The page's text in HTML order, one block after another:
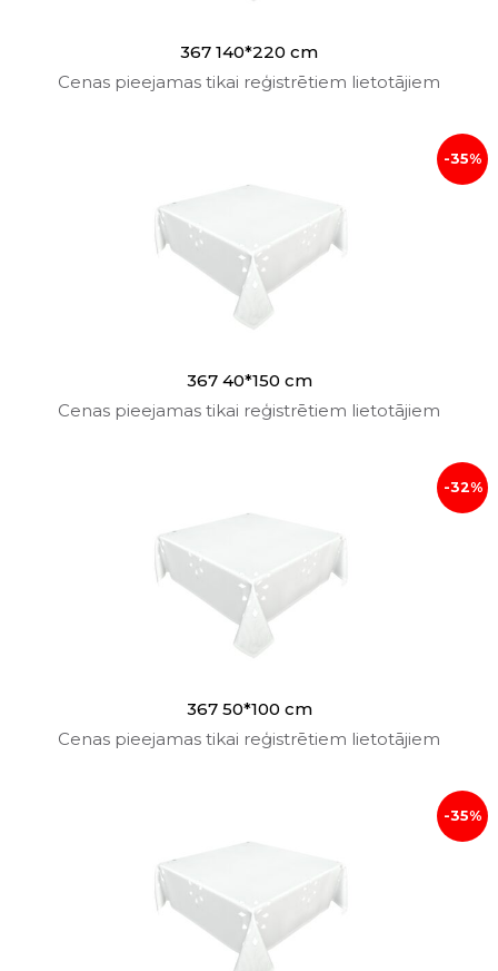
367 140*220 cm
Cenas pieejamas tikai reģistrētiem lietotājiem
-35%
367 40*150 cm
Cenas pieejamas tikai reģistrētiem lietotājiem
-32%
367 50*100 cm
Cenas pieejamas tikai reģistrētiem lietotājiem
-35%